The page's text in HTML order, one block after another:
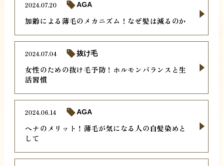
加齢による薄毛のメカニズム！なぜ髪は減るのか
2024.07.20 AGA
女性のための抜け毛予防！ホルモンバランスと生
活習慣
2024.07.04 抜け毛
ヘナのメリット！薄毛が気になる人の白髪染めと
して
2024.06.14 AGA